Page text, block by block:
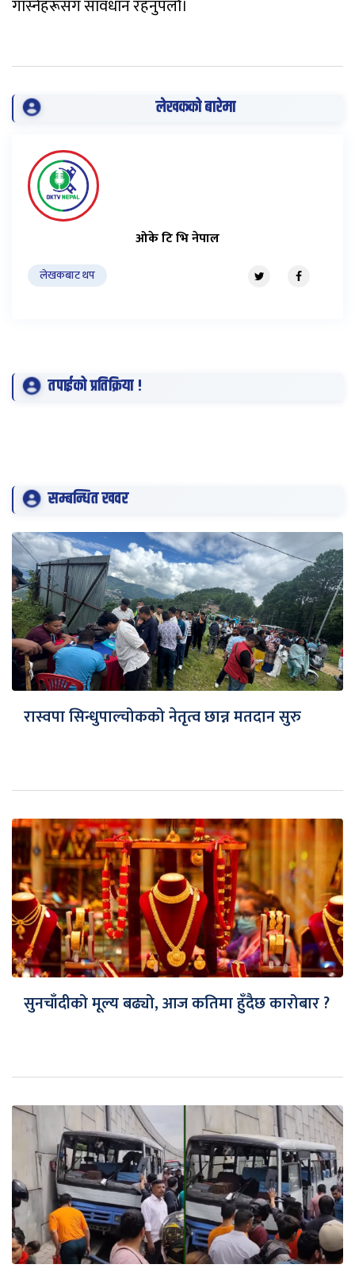
गाँस्नेहरूसँग सावधान रहनुपर्ला।
लेखकको बारेमा
ओके टि भि नेपाल
लेखकबाट थप
तपाईको प्रतिक्रिया !
सम्बन्धित खवर
रास्वपा सिन्धुपाल्चोकको नेतृत्व छान्न मतदान सुरु
सुनचाँदीको मूल्य बढ्यो, आज कतिमा हुँदैछ कारोबार ?